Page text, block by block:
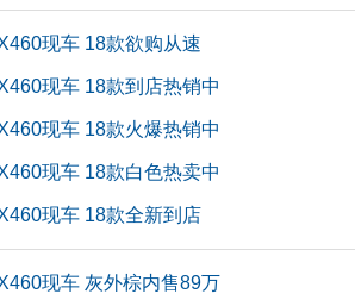
现车 18款欲购从速
现车 18款到店热销中
现车 18款火爆热销中
现车 18款白色热卖中
现车 18款全新到店
现车 灰外棕内售89万